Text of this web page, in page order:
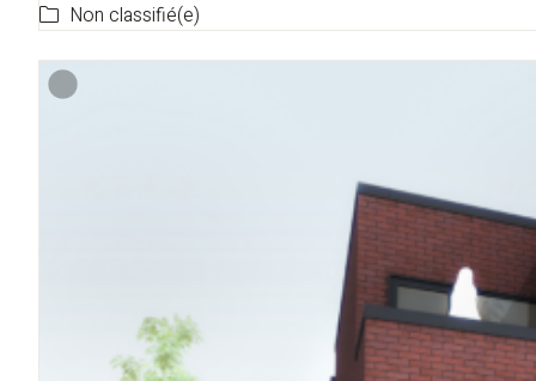
Non classifié(e)